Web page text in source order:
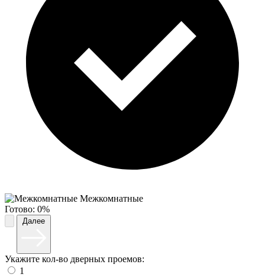
Межкомнатные
Готово: 0%
Укажите кол-во дверных проемов:
1